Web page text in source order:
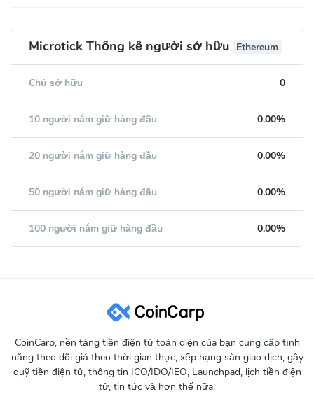
Microtick Thống kê người sở hữu Ethereum
Chủ sở hữu 0
10 người nắm giữ hàng đầu 0.00%
20 người nắm giữ hàng đầu 0.00%
50 người nắm giữ hàng đầu 0.00%
100 người nắm giữ hàng đầu 0.00%
CoinCarp, nền tảng tiền điện tử toàn diện của bạn cung cấp tính
năng theo dõi giá theo thời gian thực, xếp hạng sàn giao dịch, gây
quỹ tiền điện tử, thông tin ICO/IDO/IEO, Launchpad, lịch tiền điện
tử, tin tức và hơn thế nữa.